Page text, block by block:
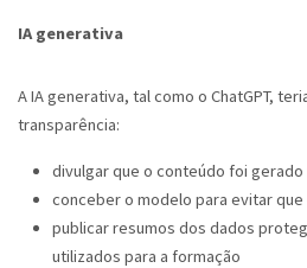
IA generativa
A IA generativa, tal como o ChatGPT,
transparência:
divulgar que o conteúdo foi gerado
conceber o modelo para evitar
publicar resumos dos dados
utilizados para a formação